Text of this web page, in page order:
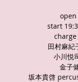
open
start
charge
田村麻
小川悦
金子
坂本貴啓